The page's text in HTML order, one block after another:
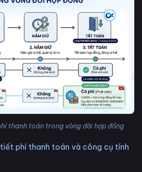
thanh toán trong vòng đời hợp đồng
phí thanh toán và công cụ tính